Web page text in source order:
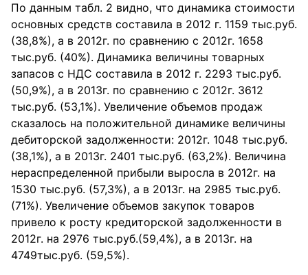
По данным табл. 2 видно, что динамика стоимости
основных средств составила в 2012 г. 1159 тыс.руб.
(38,8%), а в 2012г. по сравнению с 2012г. 1658
тыс.руб. (40%). Динамика величины товарных
запасов с НДС составила в 2012 г. 2293 тыс.руб.
(50,9%), а в 2013г. по сравнению с 2012г. 3612
тыс.руб. (53,1%). Увеличение объемов продаж
сказалось на положительной динамике величины
дебиторской задолженности: 2012г. 1048 тыс.руб.
(38,1%), а в 2013г. 2401 тыс.руб. (63,2%). Величина
нераспределенной прибыли выросла в 2012г. на
1530 тыс.руб. (57,3%), а в 2013г. на 2985 тыс.руб.
(71%). Увеличение объемов закупок товаров
привело к росту кредиторской задолженности в
2012г. на 2976 тыс.руб.(59,4%), а в 2013г. на
4749тыс.руб. (59,5%).